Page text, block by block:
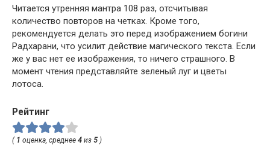
Читается утренняя мантра 108 раз, отсчитывая
количество повторов на четках. Кроме того,
рекомендуется делать это перед изображением богини
Радхарани, что усилит действие магического текста. Если
же у вас нет ее изображения, то ничего страшного. В
момент чтения представляйте зеленый луг и цветы
лотоса.
Рейтинг
( 1 оценка, среднее 4 из 5 )